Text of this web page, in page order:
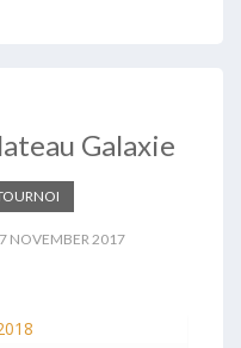
Galaxie
NOVEMBER 2017